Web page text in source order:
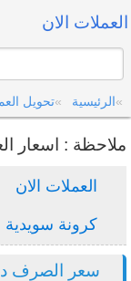
العملات الان
الرئيسية تحويل
ملاحظة : اسعار
العملات الان
كرونة سويدية
سعر الصرف